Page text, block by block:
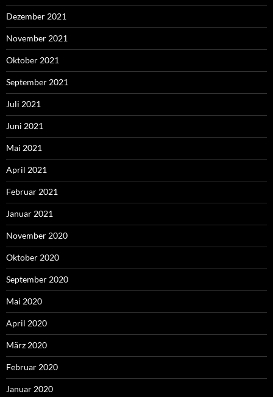
Dezember 2021
November 2021
Oktober 2021
September 2021
Juli 2021
Juni 2021
Mai 2021
April 2021
Februar 2021
Januar 2021
November 2020
Oktober 2020
September 2020
Mai 2020
April 2020
März 2020
Februar 2020
Januar 2020